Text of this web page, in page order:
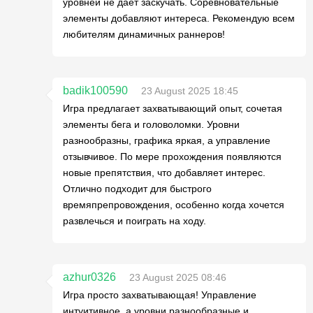
элементы добавляют интереса. Рекомендую всем
любителям динамичных раннеров!
badik100590
23 August 2025 18:45
Игра предлагает захватывающий опыт, сочетая
элементы бега и головоломки. Уровни
разнообразны, графика яркая, а управление
отзывчивое. По мере прохождения появляются
новые препятствия, что добавляет интерес.
Отлично подходит для быстрого
времяпрепровождения, особенно когда хочется
развлечься и поиграть на ходу.
azhur0326
23 August 2025 08:46
Игра просто захватывающая! Управление